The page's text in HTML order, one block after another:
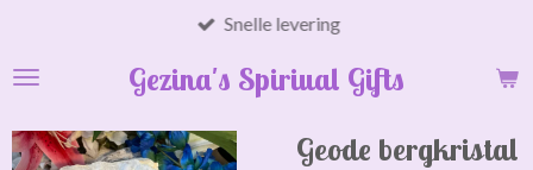
naar
hoofdinhoud
Gezina's Spiriual Gifts
Snelle levering
Geode bergkristal